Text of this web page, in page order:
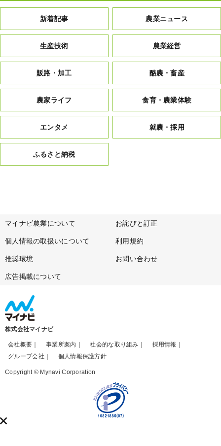
新着記事 農業ニュース
生産技術 農業経営
販路・加工 酪農・畜産
農家ライフ 食育・農業体験
エンタメ 就農・採用
ふるさと納税
マイナビ農業について お詫びと訂正
個人情報の取扱いについて 利用規約
推奨環境 お問い合わせ
広告掲載について
株式会社マイナビ
会社概要 事業所案内 社会的な取り組み
採用情報
グループ会社
個人情報保護方針
Copyright © Mynavi Corporation